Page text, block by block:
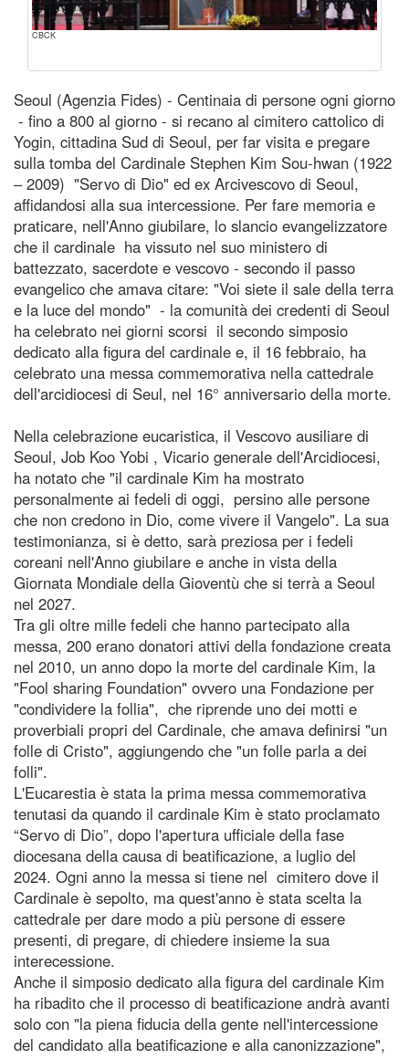
CBCK
Seoul (Agenzia Fides) - Centinaia di persone ogni giorno
- fino a 800 al giorno - si recano al cimitero cattolico di
Yogin, cittadina Sud di Seoul, per far visita e pregare
sulla tomba del Cardinale Stephen Kim Sou-hwan (1922
– 2009) "Servo di Dio" ed ex Arcivescovo di Seoul,
affidandosi alla sua intercessione. Per fare memoria e
praticare, nell'Anno giubilare, lo slancio evangelizzatore
che il cardinale ha vissuto nel suo ministero di
battezzato, sacerdote e vescovo - secondo il passo
evangelico che amava citare: "Voi siete il sale della terra
e la luce del mondo" - la comunità dei credenti di Seoul
ha celebrato nei giorni scorsi il secondo simposio
dedicato alla figura del cardinale e, il 16 febbraio, ha
celebrato una messa commemorativa nella cattedrale
dell'arcidiocesi di Seul, nel 16° anniversario della morte.
Nella celebrazione eucaristica, il Vescovo ausiliare di
Seoul, Job Koo Yobi , Vicario generale dell'Arcidiocesi,
ha notato che "il cardinale Kim ha mostrato
personalmente ai fedeli di oggi, persino alle persone
che non credono in Dio, come vivere il Vangelo". La sua
testimonianza, si è detto, sarà preziosa per i fedeli
coreani nell'Anno giubilare e anche in vista della
Giornata Mondiale della Gioventù che si terrà a Seoul
nel 2027.
Tra gli oltre mille fedeli che hanno partecipato alla
messa, 200 erano donatori attivi della fondazione creata
nel 2010, un anno dopo la morte del cardinale Kim, la
"Fool sharing Foundation" ovvero una Fondazione per
"condividere la follia", che riprende uno dei motti e
proverbiali propri del Cardinale, che amava definirsi "un
folle di Cristo", aggiungendo che "un folle parla a dei
folli".
L'Eucarestia è stata la prima messa commemorativa
tenutasi da quando il cardinale Kim è stato proclamato
“Servo di Dio”, dopo l'apertura ufficiale della fase
diocesana della causa di beatificazione, a luglio del
2024. Ogni anno la messa si tiene nel cimitero dove il
Cardinale è sepolto, ma quest'anno è stata scelta la
cattedrale per dare modo a più persone di essere
presenti, di pregare, di chiedere insieme la sua
interecessione.
Anche il simposio dedicato alla figura del cardinale Kim
ha ribadito che il processo di beatificazione andrà avanti
solo con "la piena fiducia della gente nell'intercessione
del candidato alla beatificazione e alla canonizzazione",